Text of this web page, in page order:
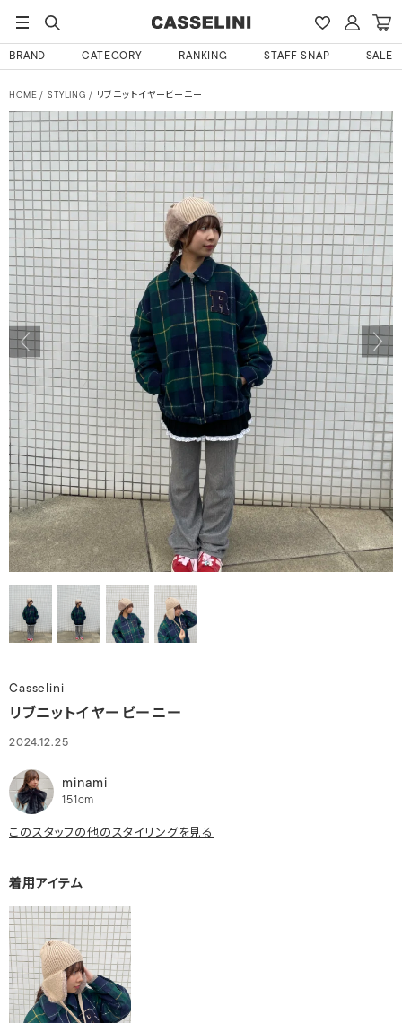
BRAND CATEGORY RANKING STAFF SNAP SALE
HOME STYLING リブニットイヤービーニー
Casselini
リブニットイヤービーニー
2024.12.25
minami
151cm
このスタッフの他のスタイリングを見る
着用アイテム